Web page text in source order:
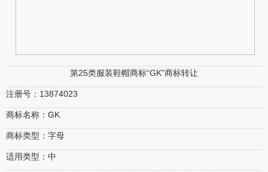
第25类服装鞋帽商标“GK”商标转让
注册号：13874023
商标名称：GK
商标类型：字母
适用类型：中